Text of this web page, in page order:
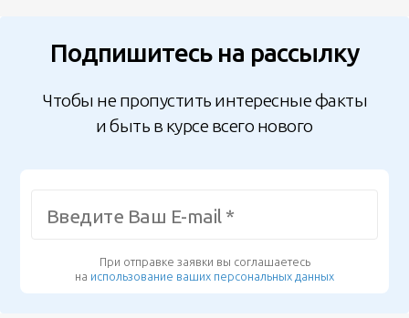
Подпишитесь на рассылку
Чтобы не пропустить интересные факты
и быть в курсе всего нового
При отправке заявки вы соглашаетесь
на использование ваших персональных данных